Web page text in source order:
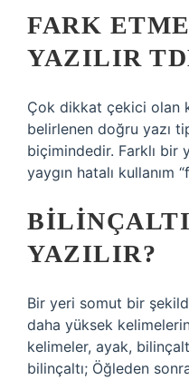
FARK
YAZILIR
Çok dikkat çekici olan
belirlenen doğru yazı
biçimindedir. Farklı bir
yaygın hatalı kullanım
YAZILIR?
Bir yeri somut bir
daha yüksek
kelimeler, ayak,
bilinçaltı; Öğleden